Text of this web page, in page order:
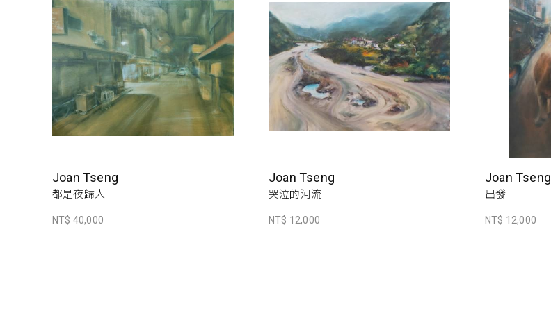
Joan Tseng
都是夜歸人
NT$ 40,000
Joan Tseng
哭泣的河流
NT$ 12,000
Joan Tseng
出發
NT$ 12,000